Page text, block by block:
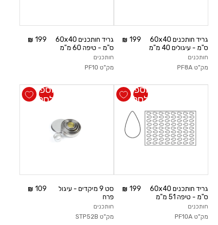
גריד חותכנים 60x40
ס"מ - עיגולים 40 מ"מ
חותכנים
מק"ט PF8A
199
גריד חותכנים 60x40
ס"מ - טיפה 60 מ"מ
חותכנים
מק"ט PF10
199
גריד חותכנים 60x40
ס"מ - טיפה 51 מ"מ
חותכנים
מק"ט PF10A
199
הוספה
לסל
סט 9 מיקדים - עיגול
פרח
חותכנים
מק"ט STP52B
109
הוספה
לסל